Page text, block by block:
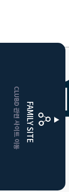
FAMILY SITE
CLUBD 관련 사이트 이동
클럽디더플